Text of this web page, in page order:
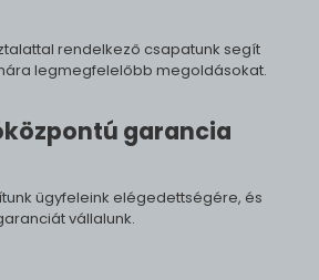
rendelkező csapatunk segít
legmegfelelőbb megoldásokat.
ga­ran­cia
ügyfeleink elégedettségére, és
vállalunk.